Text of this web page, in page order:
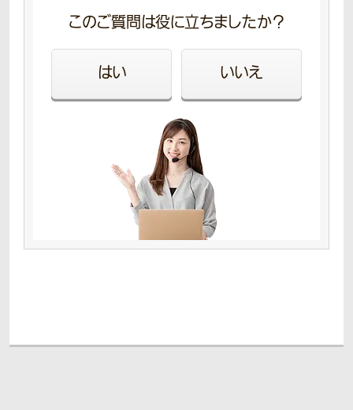
このご質問は役に立ちましたか？
はい いいえ